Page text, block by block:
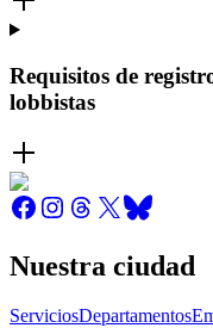
Requisitos de
lobbistas
Nuestra ciudad
ServiciosDepartamentos